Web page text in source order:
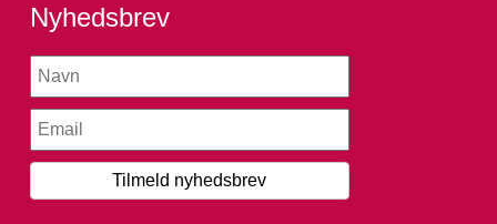
Nyhedsbrev